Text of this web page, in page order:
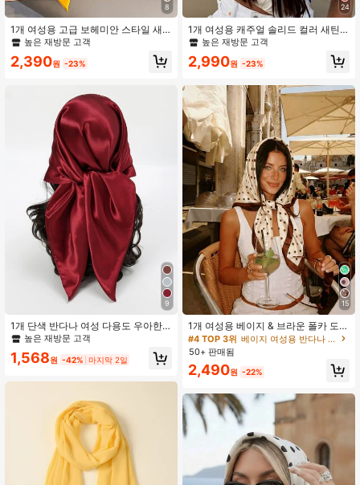
4.93 8.7K 팔로워
4.93 8.7K 팔로워
8
1개 여성용 고급 보헤미안 스타일 새
틴 스카프, 사이즈 27.56인치, 실크처
행용
높은 재방문 고객
2,390원 -23%
9
1개 단색 반다나 여성 다용도 우아한
사각 스카프, 여성 헤어 밴드, 헤드 밴
필수품
높은 재방문 고객
1,568원 -42% 마지막 2일
24
1개 여성용 캐주얼 솔리드 컬러 새틴
스카프/반다나, 심플한 봄/여름 헤어
트 패션에 적합
높은 재방문 고객
2,990원 -23%
15
1개 여성용 베이지 & 브라운 폴카 도트
프린트 새틴 스카프, 레트로 우아한 헤
드스카프 스트리트 스타일 헤드랩, 일
상 착용용
#4 TOP 3위
베이지 여성용 반다나 & 스퀘어 스카프
50+ 판매됨
2,490원 -22%